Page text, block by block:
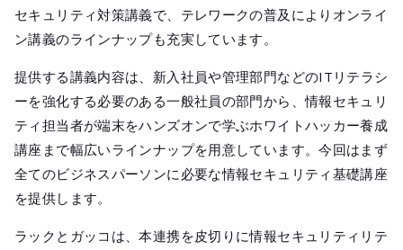
セキュリティ対策講義で、テレワークの普及によりオンライ
ン講義のラインナップも充実しています。
提供する講義内容は、新入社員や管理部門などのITリテラシ
ーを強化する必要のある一般社員の部門から、情報セキュリ
ティ担当者が端末をハンズオンで学ぶホワイトハッカー養成
講座まで幅広いラインナップを用意しています。今回はまず
全てのビジネスパーソンに必要な情報セキュリティ基礎講座
を提供します。
ラックとガッコは、本連携を皮切りに情報セキュリティリテ